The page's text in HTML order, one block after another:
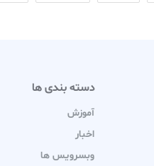
دسته بندی ها
آموزش
اخبار
وبسرویس ها